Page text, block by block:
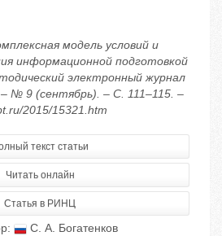
модель условий и
информационной подготовкой
электронный журнал
№ 9 (сентябрь). – С. 111–115. –
2015/15321.htm
текст статьи
Читать онлайн
Статья в РИНЦ
С. А. Богатенков